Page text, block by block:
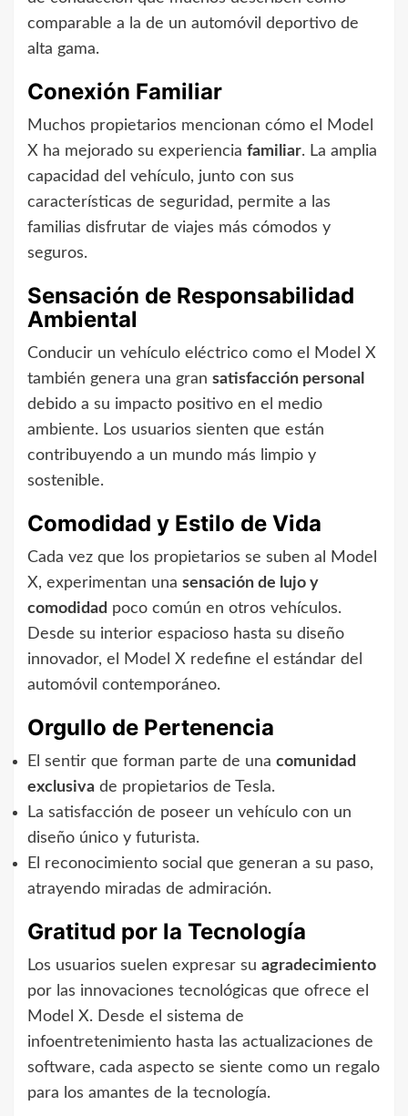
comparable a la de un automóvil deportivo de
alta gama.
Conexión Familiar
Muchos propietarios mencionan cómo el Model
X ha mejorado su experiencia familiar. La amplia
capacidad del vehículo, junto con sus
características de seguridad, permite a las
familias disfrutar de viajes más cómodos y
seguros.
Sensación de Responsabilidad
Ambiental
Conducir un vehículo eléctrico como el Model X
también genera una gran satisfacción personal
debido a su impacto positivo en el medio
ambiente. Los usuarios sienten que están
contribuyendo a un mundo más limpio y
sostenible.
Comodidad y Estilo de Vida
Cada vez que los propietarios se suben al Model
X, experimentan una sensación de lujo y
comodidad poco común en otros vehículos.
Desde su interior espacioso hasta su diseño
innovador, el Model X redefine el estándar del
automóvil contemporáneo.
Orgullo de Pertenencia
El sentir que forman parte de una comunidad
exclusiva de propietarios de Tesla.
La satisfacción de poseer un vehículo con un
diseño único y futurista.
El reconocimiento social que generan a su paso,
atrayendo miradas de admiración.
Gratitud por la Tecnología
Los usuarios suelen expresar su agradecimiento
por las innovaciones tecnológicas que ofrece el
Model X. Desde el sistema de
infoentretenimiento hasta las actualizaciones de
software, cada aspecto se siente como un regalo
para los amantes de la tecnología.